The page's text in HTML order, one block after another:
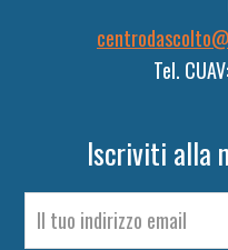
Tel.
Iscriviti alla